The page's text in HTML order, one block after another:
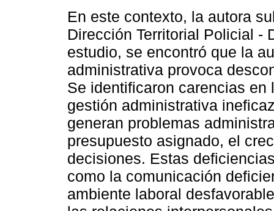
En este contexto, la autora
Dirección Territorial Policial -
estudio, se encontró que la
administrativa provoca
Se identificaron carencias
gestión administrativa
generan problemas
presupuesto asignado, el
decisiones. Estas
como la comunicación
ambiente laboral